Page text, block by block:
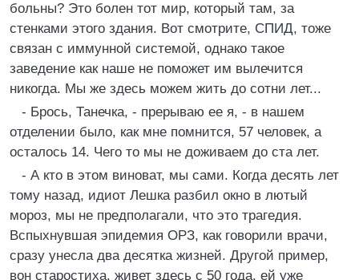
больны? Это болен тот мир, который там, за
стенками этого здания. Вот смотрите, СПИД, тоже
связан с иммунной системой, однако такое
заведение как наше не поможет им вылечится
никогда. Мы же здесь можем жить до сотни лет...
- Брось, Танечка, - прерываю ее я, - в нашем
отделении было, как мне помнится, 57 человек, а
осталось 14. Чего то мы не доживаем до ста лет.
- А кто в этом виноват, мы сами. Когда десять лет
тому назад, идиот Лешка разбил окно в лютый
мороз, мы не предполагали, что это трагедия.
Вспыхнувшая эпидемия ОРЗ, как говорили врачи,
сразу унесла два десятка жизней. Другой пример,
вон старостиха, живет здесь с 50 года, ей уже